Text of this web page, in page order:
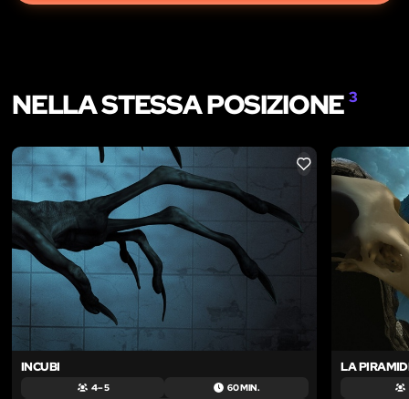
NELLA STESSA POSIZIONE3
LIKE
INCUBI
4 – 5 60 MIN.
LA